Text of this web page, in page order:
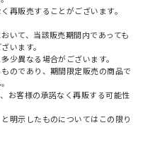
再販売することがございます。
いて、当該販売期間内であっても
います。
少異なる場合がございます。
のであり、期間限定販売の商品で
お客様の承諾なく再販する可能性
明示したものについてはこの限り